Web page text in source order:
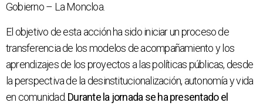
Gobierno – La Moncloa.
El objetivo de esta acción ha sido iniciar un proceso de
transferencia de los modelos de acompañamiento y los
aprendizajes de los proyectos a las políticas públicas, desde
la perspectiva de la desinstitucionalización, autonomía y vida
en comunidad. Durante la jornada se ha presentado el